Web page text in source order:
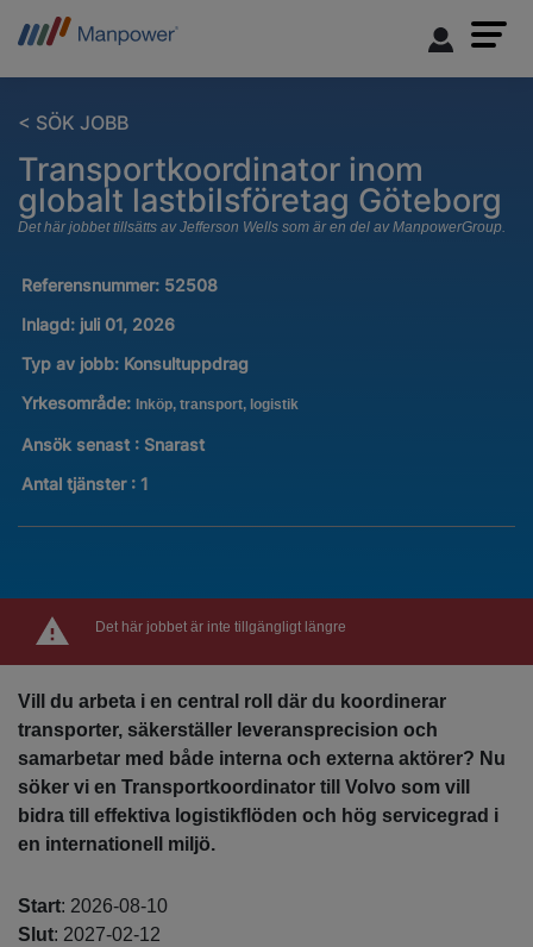
< SÖK JOBB
Transportkoordinator inom
globalt lastbilsföretag Göteborg
Det här jobbet tillsätts av Jefferson Wells som är en del av ManpowerGroup.
Referensnummer: 52508
Inlagd: juli 01, 2026
Typ av jobb: Konsultuppdrag
Yrkesområde: Inköp, transport, logistik
Ansök senast : Snarast
Antal tjänster : 1
Det här jobbet är inte tillgängligt längre
Vill du arbeta i en central roll där du koordinerar
transporter, säkerställer leveransprecision och
samarbetar med både interna och externa aktörer? Nu
söker vi en Transportkoordinator till Volvo som vill
bidra till effektiva logistikflöden och hög servicegrad i
en internationell miljö.
Start: 2026-08-10
Slut: 2027-02-12